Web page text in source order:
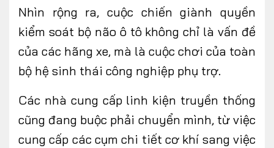
Nhìn rộng ra, cuộc chiến giành quyền
kiểm soát bộ não ô tô không chỉ là vấn đề
của các hãng xe, mà là cuộc chơi của toàn
bộ hệ sinh thái công nghiệp phụ trợ.
Các nhà cung cấp linh kiện truyền thống
cũng đang buộc phải chuyển mình, từ việc
cung cấp các cụm chi tiết cơ khí sang việc